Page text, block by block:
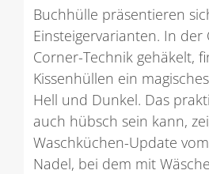
Buchhülle präsentieren
Einsteigervarianten. In der
Corner-Technik gehäkelt,
Kissenhüllen ein
Hell und Dunkel. Das
auch hübsch sein kann,
Waschküchen-Update
Nadel, bei dem mit